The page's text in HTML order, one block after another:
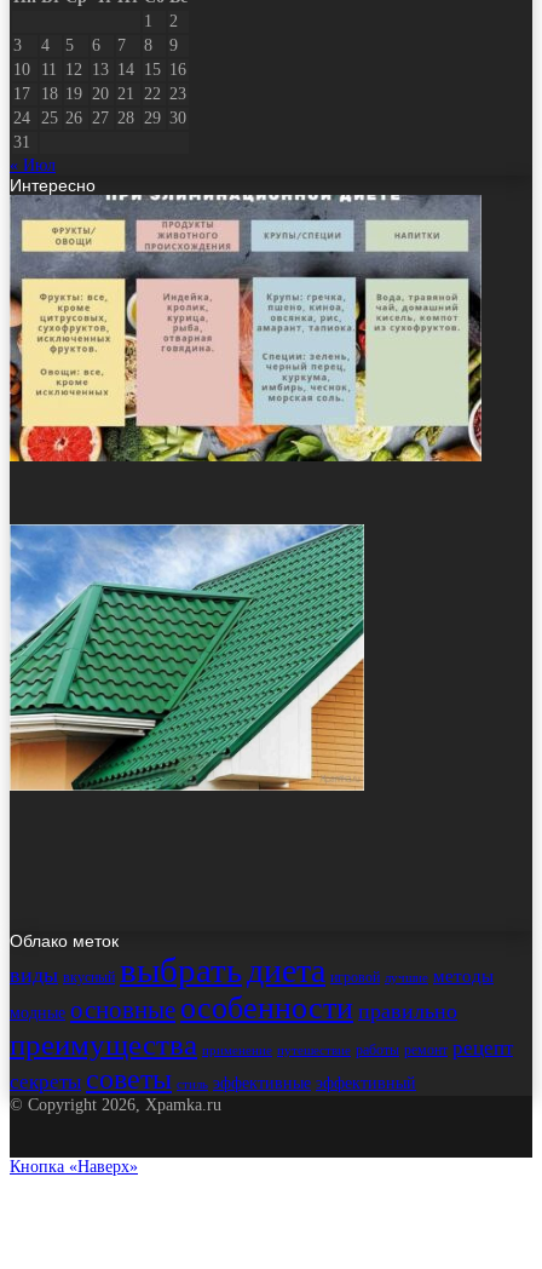
1
2
3
4 5 6 7 8
9
10
11 12 13 14 15 16
17
18 19 20 21 22 23
24
25 26 27 28 29 30
31
« Июл
Интересно
Облако меток
виды вкусный выбратьдиета игровой лучшие методы
модные основные особенности правильно
преимущества применение путешествие работы ремонт рецепт
секреты советы стиль эффективные эффективный
© Copyright 2026, Xpamka.ru
Кнопка «Наверх»